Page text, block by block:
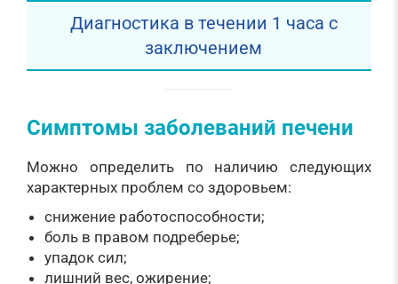
Диагностика в течении 1 часа с
заключением
Симптомы заболеваний печени
Можно определить по наличию следующих
характерных проблем со здоровьем:
снижение работоспособности;
боль в правом подреберье;
упадок сил;
лишний вес, ожирение;